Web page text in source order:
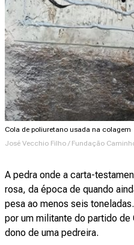
Cola de poliuretano usada na colagem
José Vecchio Filho / Fundação
A pedra onde a carta-
rosa, da época de quando
pesa ao menos seis
por um militante do partido de
dono de uma pedreira.